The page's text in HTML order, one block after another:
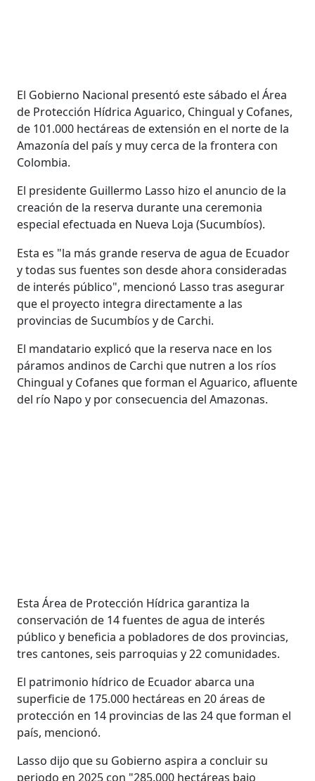
El Gobierno Nacional presentó este sábado el Área
de Protección Hídrica Aguarico, Chingual y Cofanes,
de 101.000 hectáreas de extensión en el norte de la
Amazonía del país y muy cerca de la frontera con
Colombia.
El presidente Guillermo Lasso hizo el anuncio de la
creación de la reserva durante una ceremonia
especial efectuada en Nueva Loja (Sucumbíos).
Esta es "la más grande reserva de agua de Ecuador
y todas sus fuentes son desde ahora consideradas
de interés público", mencionó Lasso tras asegurar
que el proyecto integra directamente a las
provincias de Sucumbíos y de Carchi.
El mandatario explicó que la reserva nace en los
páramos andinos de Carchi que nutren a los ríos
Chingual y Cofanes que forman el Aguarico, afluente
del río Napo y por consecuencia del Amazonas.
Esta Área de Protección Hídrica garantiza la
conservación de 14 fuentes de agua de interés
público y beneficia a pobladores de dos provincias,
tres cantones, seis parroquias y 22 comunidades.
El patrimonio hídrico de Ecuador abarca una
superficie de 175.000 hectáreas en 20 áreas de
protección en 14 provincias de las 24 que forman el
país, mencionó.
Lasso dijo que su Gobierno aspira a concluir su
periodo en 2025 con "285.000 hectáreas bajo